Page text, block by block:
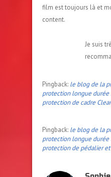
film est toujours là et
content.
Je suis
Pingback: le blog de la
protection longue durée
protection de cadre
Pingback: le blog de la
protection longue durée
protection de pédalier